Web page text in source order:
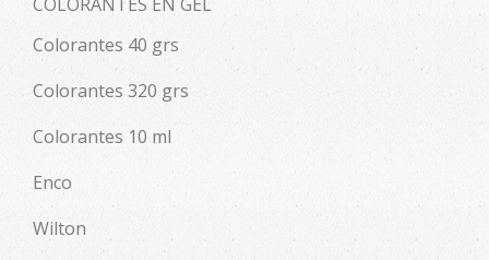
Colorantes 40 grs
Colorantes 320 grs
Colorantes 10 ml
Enco
Wilton